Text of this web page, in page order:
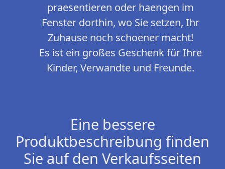
praesentieren oder haengen im
Fenster dorthin, wo Sie setzen, Ihr
Zuhause noch schoener macht!
Es ist ein großes Geschenk für Ihre
Kinder, Verwandte und Freunde.
Eine bessere
Produktbeschreibung finden
Sie auf den Verkaufsseiten